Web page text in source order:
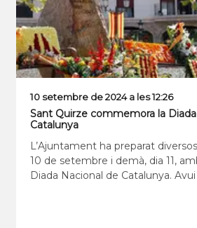
10 setembre de 2024 a les 12:26
Sant Quirze commemora la
Catalunya
L’Ajuntament ha preparat
10 de setembre i demà, dia 11,
Diada Nacional de Catalunya.
lloc el concert de Pau Alabajos.